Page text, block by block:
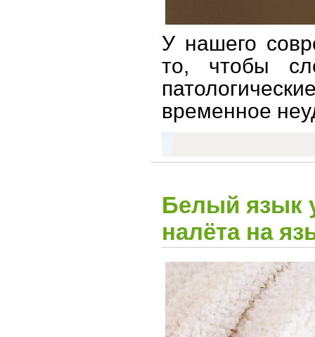
У нашего
то, чтобы
временное
Белый язык
налёта на